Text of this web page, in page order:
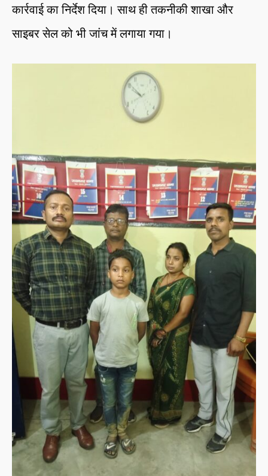
कार्रवाई का निर्देश दिया। साथ ही तकनीकी शाखा और
साइबर सेल को भी जांच में लगाया गया।